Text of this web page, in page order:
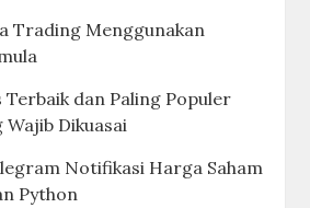
Trading Menggunakan
Terbaik dan Paling Populer
Wajib Dikuasai
Notifikasi Harga Saham
Python